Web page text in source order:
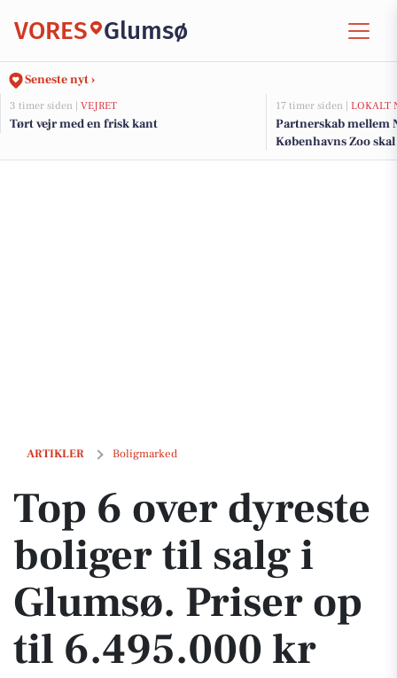
VORES Glumsø
Seneste nyt ›
3 timer siden | VEJRET
Tørt vejr med en frisk kant
17 timer siden | LOKALT
Partnerskab mellem
Københavns Zoo
klokkefrø
ARTIKLER Boligmarked
Top 6 over dyreste boliger til salg i Glumsø. Priser op til 6.495.000 kr
Top 6 over dyreste
boliger til salg i
Glumsø. Priser op
til 6.495.000 kr